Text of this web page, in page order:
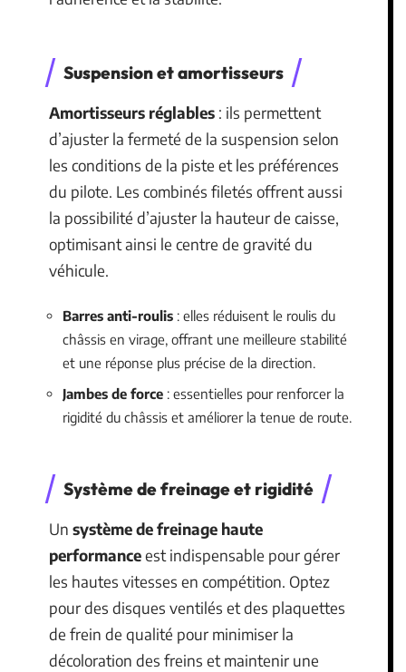
Suspension et amortisseurs
Amortisseurs réglables : ils permettent
d’ajuster la fermeté de la suspension selon
les conditions de la piste et les préférences
du pilote. Les combinés filetés offrent aussi
la possibilité d’ajuster la hauteur de caisse,
optimisant ainsi le centre de gravité du
véhicule.
Barres anti-roulis : elles réduisent le roulis du
châssis en virage, offrant une meilleure stabilité
et une réponse plus précise de la direction.
Jambes de force : essentielles pour renforcer la
rigidité du châssis et améliorer la tenue de route.
Système de freinage et rigidité
Un système de freinage haute
performanceest indispensable pour gérer
les hautes vitesses en compétition. Optez
pour des disques ventilés et des plaquettes
de frein de qualité pour minimiser la
décoloration des freins et maintenir une